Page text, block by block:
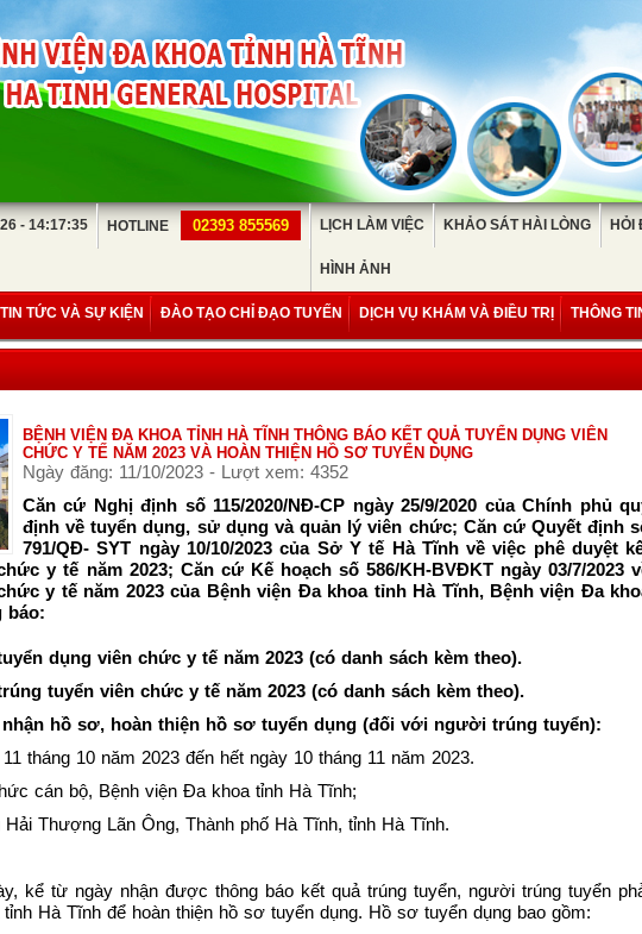
- 14:17:35 HOTLINE 02393 855569 LỊCH LÀM VIỆC KHẢO SÁT HÀI LÒNG HỎI
HÌNH ẢNH
TIN TỨC VÀ SỰ KIỆN ĐÀO TẠO CHỈ ĐẠO TUYẾN DỊCH VỤ KHÁM VÀ ĐIỀU TRỊ THÔNG
BỆNH VIỆN ĐA KHOA TỈNH HÀ TĨNH THÔNG BÁO KẾT QUẢ TUYỂN DỤNG VIÊN
CHỨC Y TẾ NĂM 2023 VÀ HOÀN THIỆN HỒ SƠ TUYỂN DỤNG
Ngày đăng: 11/10/2023 - Lượt xem: 4352
Căn cứ Nghị định số 115/2020/NĐ-CP ngày 25/9/2020 của Chính phủ
định về tuyển dụng, sử dụng và quản lý viên chức; Căn cứ Quyết định
791/QĐ- SYT ngày 10/10/2023 của Sở Y tế Hà Tĩnh về việc phê duyệt
y tế năm 2023; Căn cứ Kế hoạch số 586/KH-BVĐKT ngày 03/7/2023
y tế năm 2023 của Bệnh viện Đa khoa tỉnh Hà Tĩnh, Bệnh viện Đa
báo:
dụng viên chức y tế năm 2023 (có danh sách kèm theo).
tuyển viên chức y tế năm 2023 (có danh sách kèm theo).
hồ sơ, hoàn thiện hồ sơ tuyển dụng (đối với người trúng tuyển):
tháng 10 năm 2023 đến hết ngày 10 tháng 11 năm 2023.
cán bộ, Bệnh viện Đa khoa tỉnh Hà Tĩnh;
Thượng Lãn Ông, Thành phố Hà Tĩnh, tỉnh Hà Tĩnh.
kể từ ngày nhận được thông báo kết quả trúng tuyển, người trúng tuyển
Hà Tĩnh để hoàn thiện hồ sơ tuyển dụng. Hồ sơ tuyển dụng bao gồm: